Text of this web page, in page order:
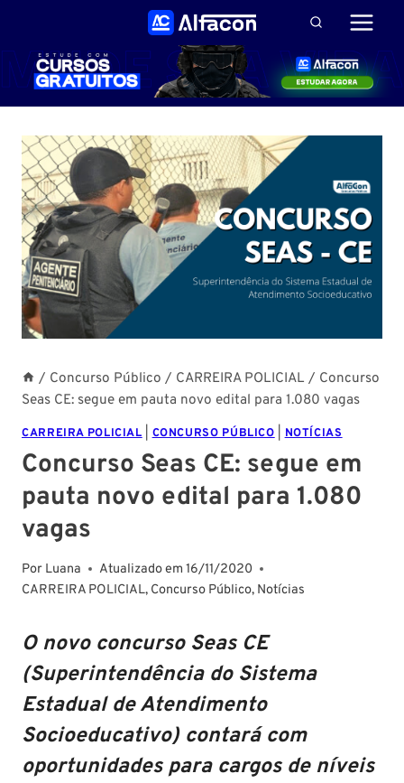
Conteúdo
/ Concurso Público / CARREIRA POLICIAL / Concurso
Seas CE: segue em pauta novo edital para 1.080 vagas
CARREIRA POLICIAL|CONCURSO PÚBLICO|NOTÍCIAS
Concurso Seas CE: segue em
pauta novo edital para 1.080
vagas
Por Luana Atualizado em 16/11/2020
CARREIRA POLICIAL, Concurso Público, Notícias
O novo concurso Seas CE
(Superintendência do Sistema
Estadual de Atendimento
Socioeducativo) contará com
oportunidades para cargos de níveis